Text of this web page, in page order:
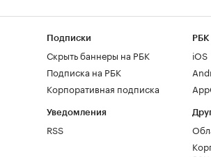
Подписки
Скрыть баннеры на РБК
Подписка на РБК
Корпоративная подписка
Уведомления
RSS
РБК
iOS